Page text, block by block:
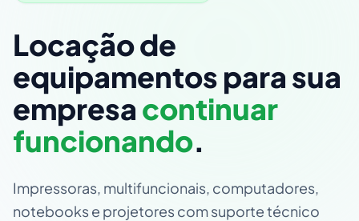
Locação de
equipamentos para sua
empresa continuar
funcionando.
Impressoras, multifuncionais, computadores,
notebooks e projetores com suporte técnico